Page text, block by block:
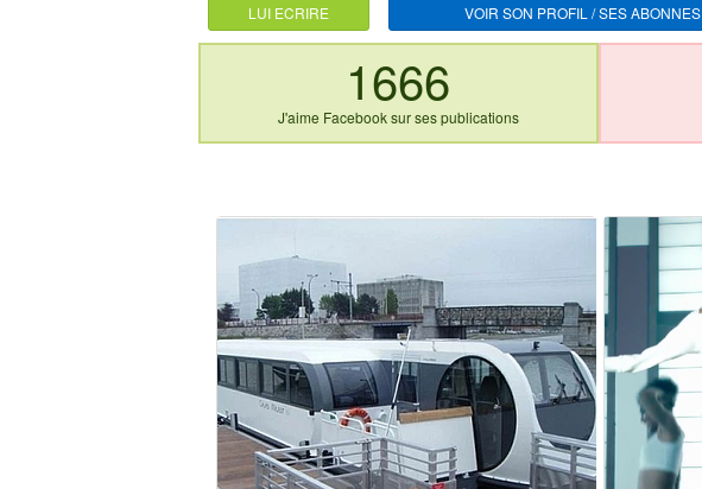
LUI ECRIRE VOIR SON PROFIL / SES ABONNES
1666
J'aime Facebook sur ses publications